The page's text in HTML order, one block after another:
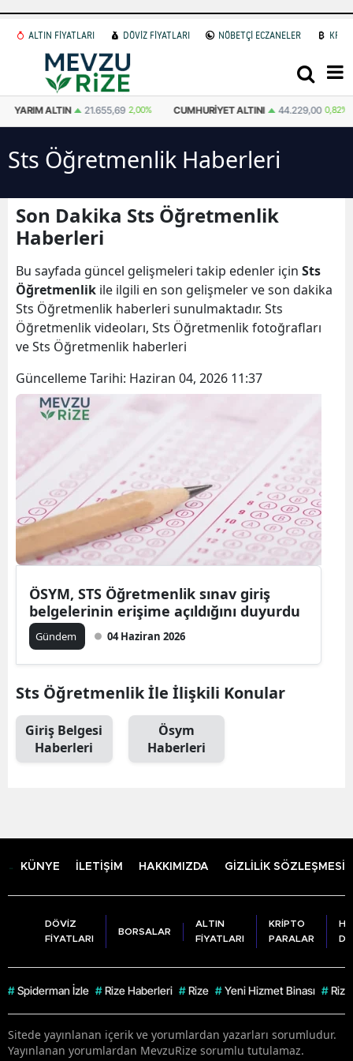
ALTIN FİYATLARI DÖVİZ FİYATLARI NÖBETÇİ ECZANELER
YARIM ALTIN 21.655,69 2,00% CUMHURIYET ALTINI 44.229,00 0,82%
Sts Öğretmenlik Haberleri
Son Dakika Sts Öğretmenlik
Haberleri
Bu sayfada güncel gelişmeleri takip edenler için Sts
Öğretmenlik ile ilgili en son gelişmeler ve son dakika
Sts Öğretmenlik haberleri sunulmaktadır. Sts
Öğretmenlik videoları, Sts Öğretmenlik fotoğrafları
ve Sts Öğretmenlik haberleri
Güncelleme Tarihi: Haziran 04, 2026 11:37
ÖSYM, STS Öğretmenlik sınav giriş
belgelerinin erişime açıldığını duyurdu
Gündem 04 Haziran 2026
Sts Öğretmenlik İle İlişkili Konular
Giriş Belgesi
Haberleri
Ösym
Haberleri
KÜNYE İLETİŞİM HAKKIMIZDA GİZLİLİK SÖZLEŞMESİ
DÖVİZ
FİYATLARI
BORSALAR
ALTIN
FİYATLARI
KRİPTO
PARALAR
# Spiderman İzle # Rize Haberleri # Rize # Yeni Hizmet Binası #
Sitede yayınlanan içerik ve yorumlardan yazarları sorumludur.
Yayınlanan yorumlardan MevzuRize sorumlu tutulamaz.